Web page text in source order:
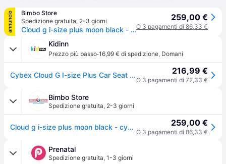
annuncio
Bimbo Store
Spedizione gratuita, 2-3 giorni
Cloud g i-size plus moon black - cybex
259,00 €
O 3 pagamenti di 86,33 €
Kidinn
Prezzo più basso·16,99 € di spedizione, Domani
Cybex Cloud G I-size Plus Car Seat Nero Bambini 216,99 €
O 3 pagamenti di 72,33 €
Bimbo Store
Spedizione gratuita, 2-3 giorni
Cloud g i-size plus moon black - cybex 259,00 €
O 3 pagamenti di 86,33 €
Prenatal
Spedizione gratuita, 1-3 giorni